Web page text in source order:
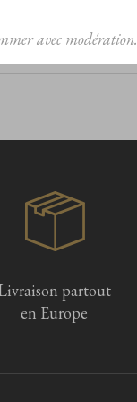
avec modération.
partout
en Europe